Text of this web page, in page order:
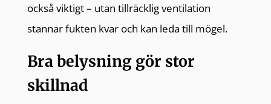
också viktigt – utan tillräcklig ventilation
stannar fukten kvar och kan leda till mögel.
Bra belysning gör stor
skillnad